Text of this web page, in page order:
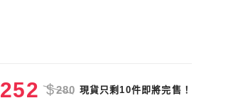
252 $280 現貨只剩10件即將完售！